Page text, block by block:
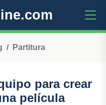
Partitura
para crear
película